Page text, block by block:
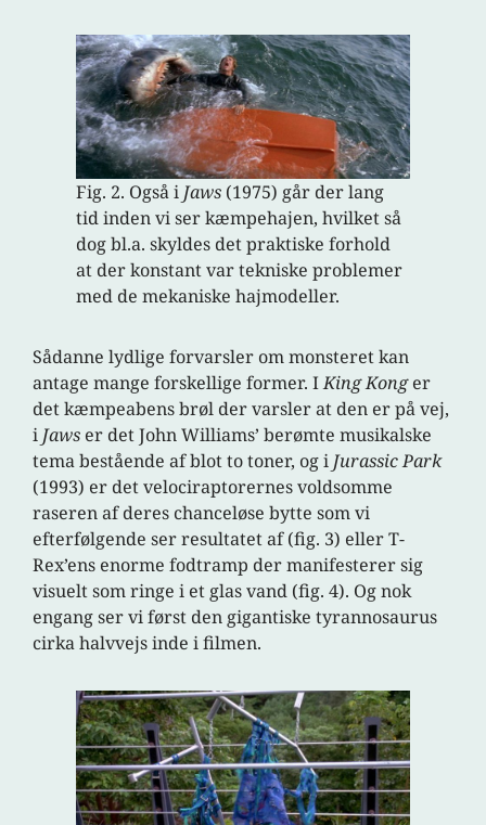
Fig. 2. Også i Jaws (1975) går der lang
tid inden vi ser kæmpehajen, hvilket så
dog bl.a. skyldes det praktiske forhold
at der konstant var tekniske problemer
med de mekaniske hajmodeller.
Sådanne lydlige forvarsler om monsteret kan
antage mange forskellige former. IKing Konger
det kæmpeabens brøl der varsler at den er på vej,
i Jaws er det John Williams’ berømte musikalske
tema bestående af blot to toner, og i Jurassic Park
(1993) er det velociraptorernes voldsomme
raseren af deres chanceløse bytte som vi
efterfølgende ser resultatet af (fig. 3) eller T-
Rex’ens enorme fodtramp der manifesterer sig
visuelt som ringe i et glas vand (fig. 4). Og nok
engang ser vi først den gigantiske tyrannosaurus
cirka halvvejs inde i filmen.